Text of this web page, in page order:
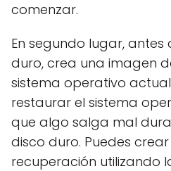
comenzar.
En segundo lugar,
duro, crea una imagen
sistema operativo
restaurar el sistema
que algo salga mal
disco duro. Puedes
recuperación utilizando